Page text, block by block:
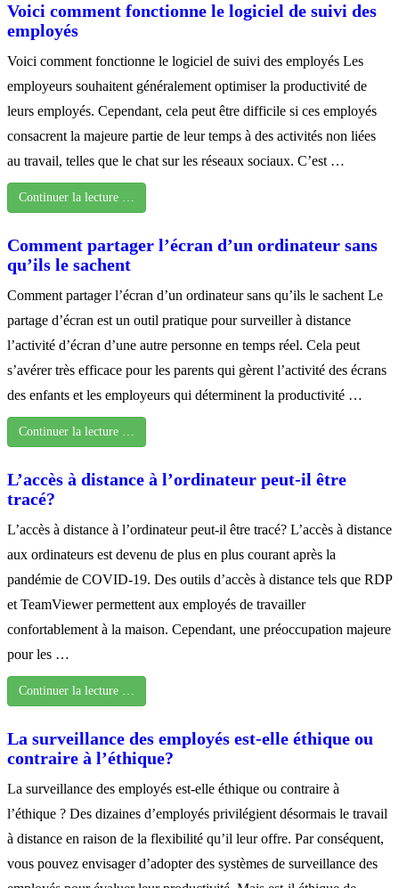
Voici comment fonctionne le logiciel de suivi des
employés
Voici comment fonctionne le logiciel de suivi des employés Les
employeurs souhaitent généralement optimiser la productivité de
leurs employés. Cependant, cela peut être difficile si ces employés
consacrent la majeure partie de leur temps à des activités non liées
au travail, telles que le chat sur les réseaux sociaux. C’est …
Continuer la lecture …
Comment partager l’écran d’un ordinateur sans
qu’ils le sachent
Comment partager l’écran d’un ordinateur sans qu’ils le sachent Le
partage d’écran est un outil pratique pour surveiller à distance
l’activité d’écran d’une autre personne en temps réel. Cela peut
s’avérer très efficace pour les parents qui gèrent l’activité des écrans
des enfants et les employeurs qui déterminent la productivité …
Continuer la lecture …
L’accès à distance à l’ordinateur peut-il être
tracé?
L’accès à distance à l’ordinateur peut-il être tracé? L’accès à distance
aux ordinateurs est devenu de plus en plus courant après la
pandémie de COVID-19. Des outils d’accès à distance tels que RDP
et TeamViewer permettent aux employés de travailler
confortablement à la maison. Cependant, une préoccupation majeure
pour les …
Continuer la lecture …
La surveillance des employés est-elle éthique ou
contraire à l’éthique?
La surveillance des employés est-elle éthique ou contraire à
l’éthique ? Des dizaines d’employés privilégient désormais le travail
à distance en raison de la flexibilité qu’il leur offre. Par conséquent,
vous pouvez envisager d’adopter des systèmes de surveillance des